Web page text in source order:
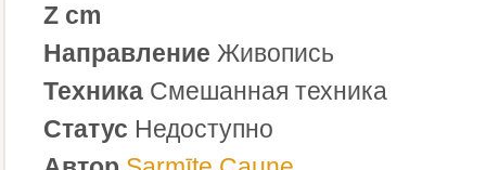
Z cm
Направление Живопись
Техника Смешанная техника
Статус Недоступно